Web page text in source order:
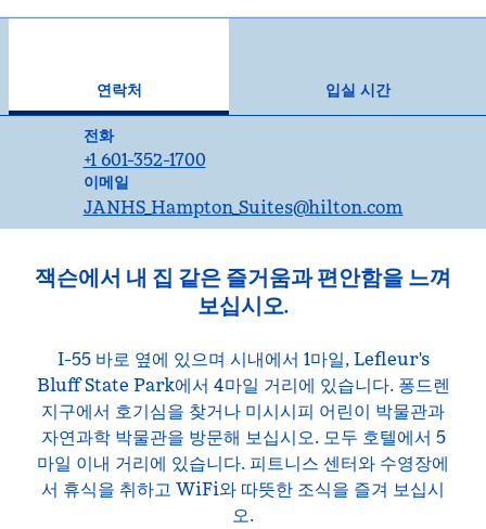
연락처
입실 시간
전화
전화
+1 601-352-1700
이메일
이메일
JANHS_Hampton_Suites@hilton.com
잭슨에서 내 집 같은 즐거움과 편안함을 느껴
보십시오.
I-55 바로 옆에 있으며 시내에서 1마일, Lefleur's
Bluff State Park에서 4마일 거리에 있습니다. 퐁드렌
지구에서 호기심을 찾거나 미시시피 어린이 박물관과
자연과학 박물관을 방문해 보십시오. 모두 호텔에서 5
마일 이내 거리에 있습니다. 피트니스 센터와 수영장에
서 휴식을 취하고 WiFi와 따뜻한 조식을 즐겨 보십시
오.